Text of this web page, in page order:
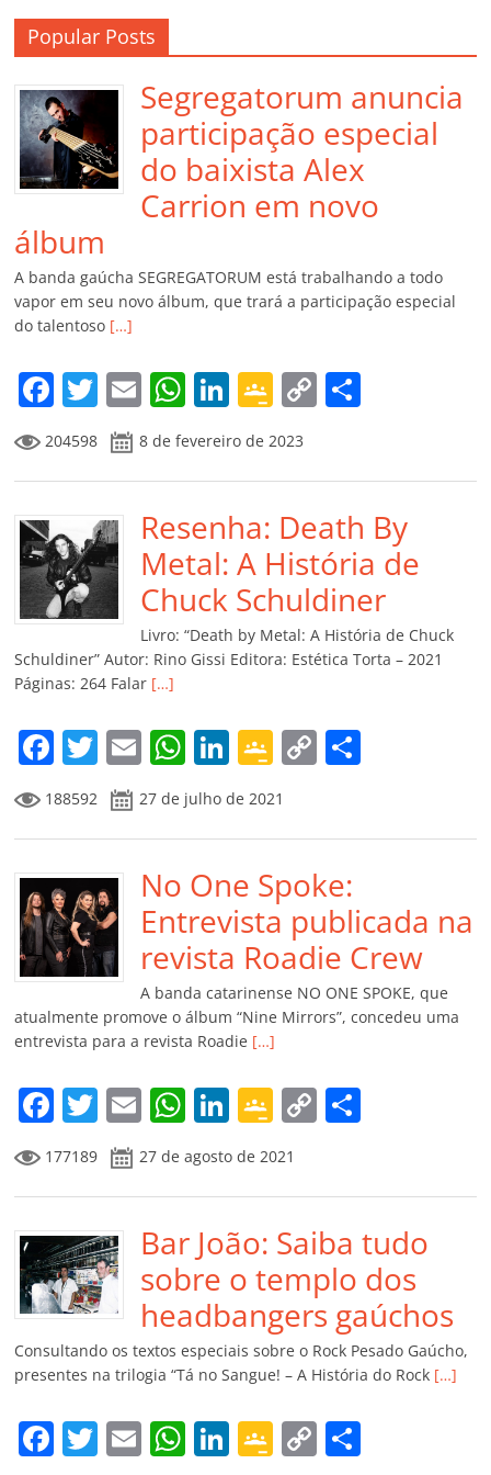
Popular Posts
Segregatorum anuncia
participação especial
do baixista Alex
Carrion em novo
álbum
A banda gaúcha SEGREGATORUM está trabalhando a todo
vapor em seu novo álbum, que trará a participação especial
do talentoso […]
F
a
c
e
b
o
o
k
T
w
itt
er
E
m
ai
l
W
at
s
A
p
p
Li
k
e
dI
n
G
o
o
gl
e
Cl
a
ss
ro
m
C
y
Li
n
k
p
ar
til
h
ar
204598 8 de fevereiro de 2023
Resenha: Death By
Metal: A História de
Chuck Schuldiner
Livro: “Death by Metal: A História de Chuck
Schuldiner” Autor: Rino Gissi Editora: Estética Torta – 2021
Páginas: 264 Falar […]
F
a
c
e
b
o
o
k
T
w
itt
er
E
m
ai
l
W
h
at
s
A
p
p
Li
n
k
e
dI
n
G
o
o
gl
e
Cl
a
ss
ro
o
m
C
y
Li
n
k
p
til
h
ar
188592 27 de julho de 2021
No One Spoke:
Entrevista publicada na
revista Roadie Crew
A banda catarinense NO ONE SPOKE, que
atualmente promove o álbum “Nine Mirrors”, concedeu uma
entrevista para a revista Roadie […]
F
a
c
e
b
o
o
k
T
w
itt
er
E
m
ai
l
W
at
s
A
p
p
Li
n
k
e
dI
n
G
o
o
gl
e
Cl
a
ss
ro
o
m
C
y
Li
n
k
p
ar
til
h
ar
177189 27 de agosto de 2021
Bar João: Saiba tudo
sobre o templo dos
headbangers gaúchos
Consultando os textos especiais sobre o Rock Pesado Gaúcho,
presentes na trilogia “Tá no Sangue! – A História do Rock […]
F T E W Li G C